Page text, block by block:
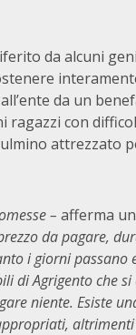
da alcuni
da un
ragazzi con
attrezzato
– afferma
da pagare,
i giorni passano
di Agrigento che
niente. Esiste